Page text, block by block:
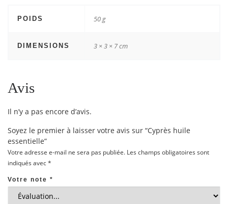
POIDS 50 g
DIMENSIONS 3 × 3 × 7 cm
Avis
Il n’y a pas encore d’avis.
Soyez le premier à laisser votre avis sur “Cyprès huile
essentielle”
Votre adresse e-mail ne sera pas publiée. Les champs obligatoires sont
indiqués avec*
Votre note *